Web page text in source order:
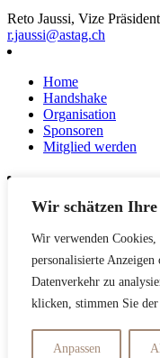
Wir schätzen
Wir verwenden
personalisierte Anzeigen
Datenverkehr zu
klicken, stimmen Sie
Anpassen
Reto Jaussi, Vize Präsident
r.jaussi@astag.ch
Home
Handshake
Organisation
Sponsoren
Mitglied werden
News
Netzwerk
Kontakt
Datenschutzerklärung